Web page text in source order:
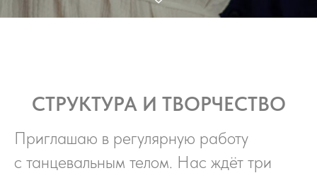
СТРУКТУРА И ТВОРЧЕСТВО
Приглашаю в регулярную работу
с танцевальным телом. Нас ждёт три